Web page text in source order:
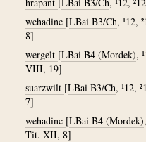
wehadinc [LBai B3/Ch, ¹12,
8]
wergelt [LBai B4 (Mordek),
VIII, 19]
suarzwilt [LBai B3/Ch, ¹12,
7]
wehadinc [LBai B4 (Mordek)
Tit. XII, 8]